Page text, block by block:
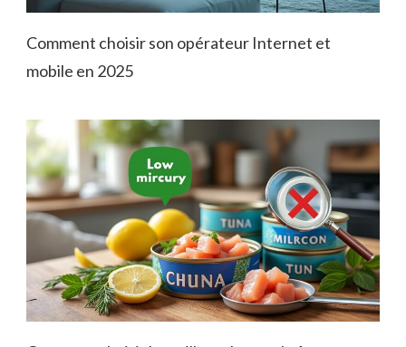
Comment choisir son opérateur Internet et
mobile en 2025